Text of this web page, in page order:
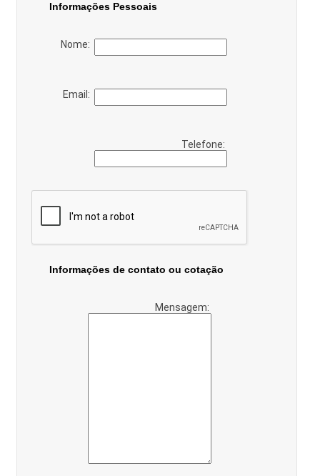
Informações Pessoais
Nome:
Email:
Telefone:
Informações de contato ou cotação
Mensagem: